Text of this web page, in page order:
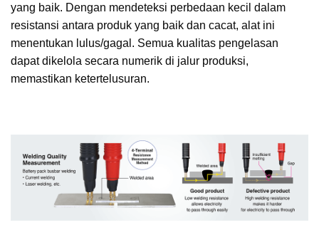
yang baik. Dengan mendeteksi perbedaan kecil dalam
resistansi antara produk yang baik dan cacat, alat ini
menentukan lulus/gagal. Semua kualitas pengelasan
dapat dikelola secara numerik di jalur produksi,
memastikan ketertelusuran.